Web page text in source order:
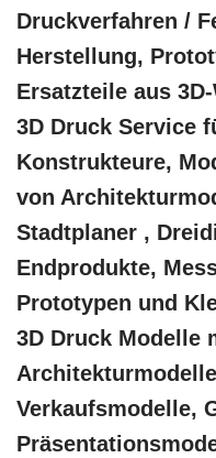
Druckverfahren /
Herstellung,
Ersatzteile aus
3D Druck Service
Konstrukteure,
von
Stadtplaner ,
Endprodukte,
Prototypen und
3D Druck Modelle
Verkaufsmodelle,